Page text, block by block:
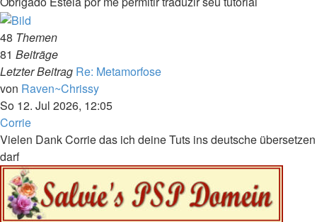
48 Themen
81 Beiträge
Letzter Beitrag Re: Metamorfose
von Raven~ChrissyNeuester
Beitrag
So 12. Jul 2026, 12:05
Corrie
Vielen Dank Corrie das ich deine Tuts ins deutsche übersetzen
darf